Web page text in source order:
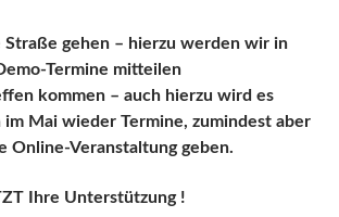
Straße gehen – hierzu werden wir in
Termine mitteilen
kommen – auch hierzu wird es
Mai wieder Termine, zumindest aber
Online-Veranstaltung geben.
Ihre Unterstützung !